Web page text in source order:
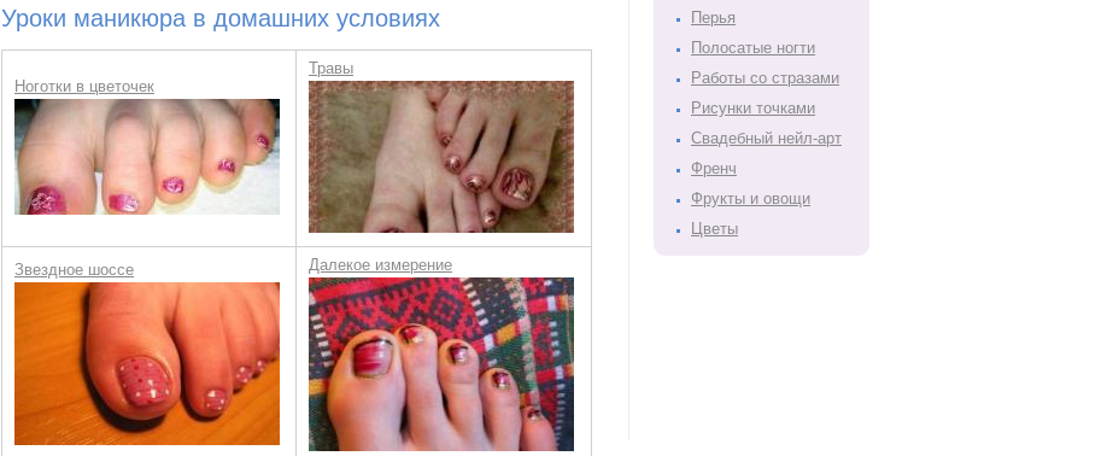
Уроки маникюра в домашних условиях
Ноготки в цветочек
Травы
Звездное шоссе Далекое измерение
Перья
Полосатые ногти
Работы со стразами
Рисунки точками
Свадебный нейл-арт
Френч
Фрукты и овощи
Цветы